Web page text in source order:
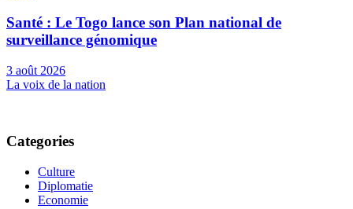
Santé : Le Togo lance son Plan national de
surveillance génomique
3 août 2026
La voix de la nation
Categories
Culture
Diplomatie
Economie